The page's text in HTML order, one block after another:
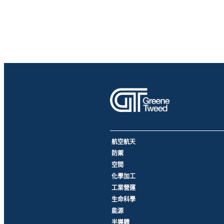
航空航天
防禦
空間
化學加工
工業營運
生命科學
能源
半導體